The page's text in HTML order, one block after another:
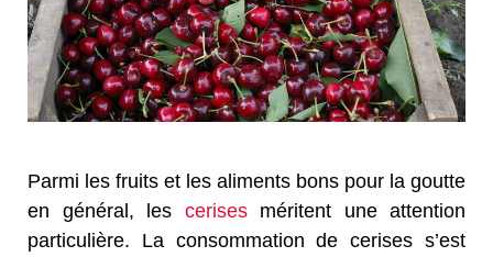
Parmi les fruits et les aliments bons pour la goutte
en général, les cerisesméritent une attention
particulière. La consommation de cerises s’est